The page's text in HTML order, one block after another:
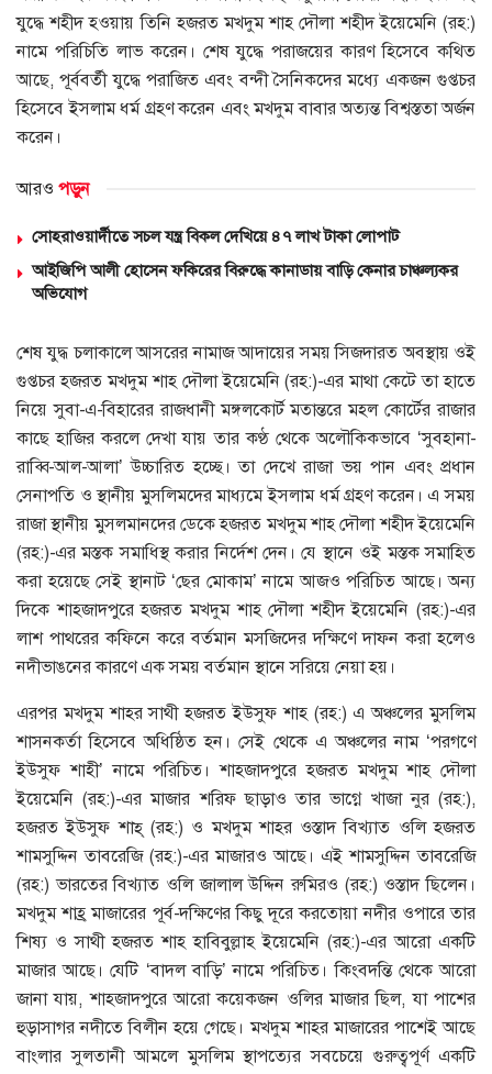
যুদ্ধে শহীদ হওয়ায় তিনি হজরত মখদুম শাহ দৌলা শহীদ ইয়েমেনি (রহ:)
নামে পরিচিতি লাভ করেন। শেষ যুদ্ধে পরাজয়ের কারণ হিসেবে কথিত
আছে, পূর্ববর্তী যুদ্ধে পরাজিত এবং বন্দী সৈনিকদের মধ্যে একজন গুপ্তচর
হিসেবে ইসলাম ধর্ম গ্রহণ করেন এবং মখদুম বাবার অত্যন্ত বিশ্বস্ততা অর্জন
করেন।
আরও পড়ুন
সোহরাওয়ার্দীতে সচল যন্ত্র বিকল দেখিয়ে ৪৭ লাখ টাকা লোপাট
আইজিপি আলী হোসেন ফকিরের বিরুদ্ধে কানাডায় বাড়ি কেনার চাঞ্চল্যকর
অভিযোগ
শেষ যুদ্ধ চলাকালে আসরের নামাজ আদায়ের সময় সিজদারত অবস্থায় ওই
গুপ্তচর হজরত মখদুম শাহ দৌলা ইয়েমেনি (রহ:)-এর মাথা কেটে তা হাতে
নিয়ে সুবা-এ-বিহারের রাজধানী মঙ্গলকোর্ট মতান্তরে মহল কোর্টের রাজার
কাছে হাজির করলে দেখা যায় তার কণ্ঠ থেকে অলৌকিকভাবে ‘সুবহানা-
রাব্বি-আল-আলা’ উচ্চারিত হচ্ছে। তা দেখে রাজা ভয় পান এবং প্রধান
সেনাপতি ও স্থানীয় মুসলিমদের মাধ্যমে ইসলাম ধর্ম গ্রহণ করেন। এ সময়
রাজা স্থানীয় মুসলমানদের ডেকে হজরত মখদুম শাহ দৌলা শহীদ ইয়েমেনি
(রহ:)-এর মস্তক সমাধিস্থ করার নির্দেশ দেন। যে স্থানে ওই মস্তক সমাহিত
করা হয়েছে সেই স্থানাট ‘ছের মোকাম’ নামে আজও পরিচিত আছে। অন্য
দিকে শাহজাদপুরে হজরত মখদুম শাহ দৌলা শহীদ ইয়েমেনি (রহ:)-এর
লাশ পাথরের কফিনে করে বর্তমান মসজিদের দক্ষিণে দাফন করা হলেও
নদীভাঙনের কারণে এক সময় বর্তমান স্থানে সরিয়ে নেয়া হয়।
এরপর মখদুম শাহর সাথী হজরত ইউসুফ শাহ (রহ:) এ অঞ্চলের মুসলিম
শাসনকর্তা হিসেবে অধিষ্ঠিত হন। সেই থেকে এ অঞ্চলের নাম ‘পরগণে
ইউসুফ শাহী’ নামে পরিচিত। শাহজাদপুরে হজরত মখদুম শাহ দৌলা
ইয়েমেনি (রহ:)-এর মাজার শরিফ ছাড়াও তার ভাগ্নে খাজা নুর (রহ:),
হজরত ইউসুফ শাহ্ (রহ:) ও মখদুম শাহর ওস্তাদ বিখ্যাত ওলি হজরত
শামসুদ্দিন তাবরেজি (রহ:)-এর মাজারও আছে। এই শামসুদ্দিন তাবরেজি
(রহ:) ভারতের বিখ্যাত ওলি জালাল উদ্দিন রুমিরও (রহ:) ওস্তাদ ছিলেন।
মখদুম শাহ্র মাজারের পূর্ব-দক্ষিণের কিছু দূরে করতোয়া নদীর ওপারে তার
শিষ্য ও সাথী হজরত শাহ হাবিবুল্লাহ ইয়েমেনি (রহ:)-এর আরো একটি
মাজার আছে। যেটি ‘বাদল বাড়ি’ নামে পরিচিত। কিংবদন্তি থেকে আরো
জানা যায়, শাহজাদপুরে আরো কয়েকজন ওলির মাজার ছিল, যা পাশের
হুড়াসাগর নদীতে বিলীন হয়ে গেছে। মখদুম শাহর মাজারের পাশেই আছে
বাংলার সুলতানী আমলে মুসলিম স্থাপত্যের সবচেয়ে গুরুত্বপূর্ণ একটি